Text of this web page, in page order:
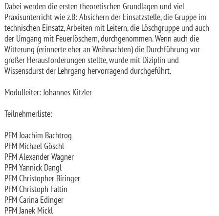
Dabei werden die ersten theoretischen Grundlagen und viel
Praxisunterricht wie z.B: Absichern der Einsatzstelle, die Gruppe im
technischen Einsatz, Arbeiten mit Leitern, die Löschgruppe und auch
der Umgang mit Feuerlöschern, durchgenommen. Wenn auch die
Witterung (erinnerte eher an Weihnachten) die Durchführung vor
großer Herausforderungen stellte, wurde mit Diziplin und
Wissensdurst der Lehrgang hervorragend durchgeführt.
Modulleiter: Johannes Kitzler
Teilnehmerliste:
PFM Joachim Bachtrog
PFM Michael Göschl
PFM Alexander Wagner
PFM Yannick Dangl
PFM Christopher Biringer
PFM Christoph Faltin
PFM Carina Edinger
PFM Janek Mickl